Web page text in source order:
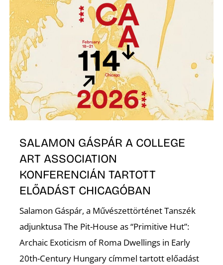
SALAMON GÁSPÁR A COLLEGE
ART ASSOCIATION
KONFERENCIÁN TARTOTT
ELŐADÁST CHICAGÓBAN
Salamon Gáspár, a Művészettörténet Tanszék
adjunktusa The Pit-House as “Primitive Hut”:
Archaic Exoticism of Roma Dwellings in Early
20th-Century Hungary címmel tartott előadást